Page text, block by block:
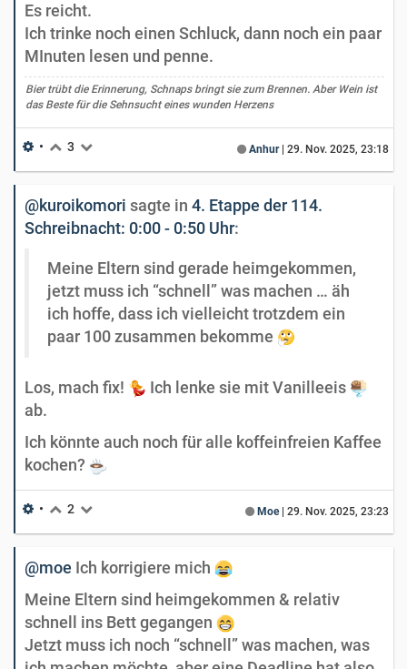
Es reicht.
Ich trinke noch einen Schluck, dann noch ein paar
MInuten lesen und penne.
Bier trübt die Erinnerung, Schnaps bringt sie zum Brennen. Aber Wein ist
das Beste für die Sehnsucht eines wunden Herzens
Anhur| 29. Nov. 2025, 23:18
• 3
@kuroikomori sagte in 4. Etappe der 114.
Schreibnacht: 0:00 - 0:50 Uhr:
Meine Eltern sind gerade heimgekommen,
jetzt muss ich “schnell” was machen … äh
ich hoffe, dass ich vielleicht trotzdem ein
paar 100 zusammen bekomme
Los, mach fix!
Ich lenke sie mit Vanilleeis
ab.
Ich könnte auch noch für alle koffeinfreien Kaffee
kochen?
Moe| 29. Nov. 2025, 23:23
• 2
@moe Ich korrigiere mich
Meine Eltern sind heimgekommen & relativ
schnell ins Bett gegangen
Jetzt muss ich noch “schnell” was machen, was